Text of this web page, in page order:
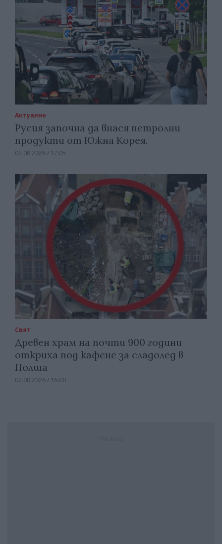
Актуално
Русия започна да внася петролни
продукти от Южна Корея.
07.08.2026 / 17:05
Свят
Древен храм на почти 900 години
откриха под кафене за сладолед в
Полша
07.08.2026 / 16:00